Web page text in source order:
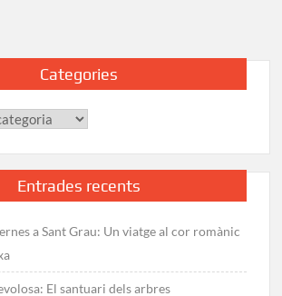
Categories
Entrades recents
a Sant Grau: Un viatge al cor romànic
El santuari dels arbres